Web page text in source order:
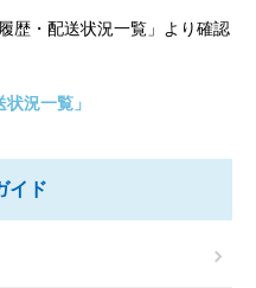
歴・配送状況一覧」より確認
況一覧」
イド